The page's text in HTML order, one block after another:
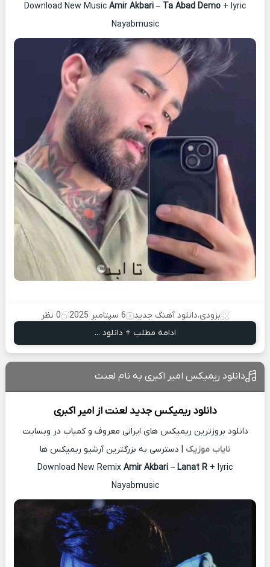
Download New Music Amir Akbari – Ta Abad Demo + lyric
Nayabmusic
بزودی،دانلود آهنگ جدید 6 سپتامبر 2025
0 نظر
ادامه مطلب + دانلود ...
دانلود ریمیکس امیر اکبری به نام لعنت
دانلود ریمیکس جدید لعنت ازامیر اکبری
دانلود بروزترین ریمیکس های ایرانی معروف و کمیاب در وبسایت
نایاب موزیک | دسترسی به بزرگترین آرشیو ریمیکس ها
Download New Remix Amir Akbari – Lanat R + lyric
Nayabmusic